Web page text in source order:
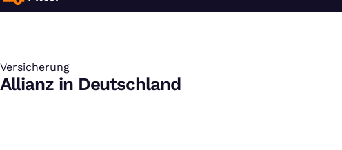
Versicherung
:
Allianz in Deutschland